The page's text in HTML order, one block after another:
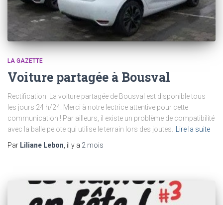
LA GAZETTE
Voiture partagée à Bousval
Rectification La voiture partagée de Bousval est disponible tous
les jours 24 h/24. Merci à notre lectrice attentive pour cette
communication ! Par ailleurs, il existe un problème de compatibilité
avec la balle pelote qui utilise le terrain lors des joutes.
Lire la suite
Par Liliane Lebon , il y a 2 mois